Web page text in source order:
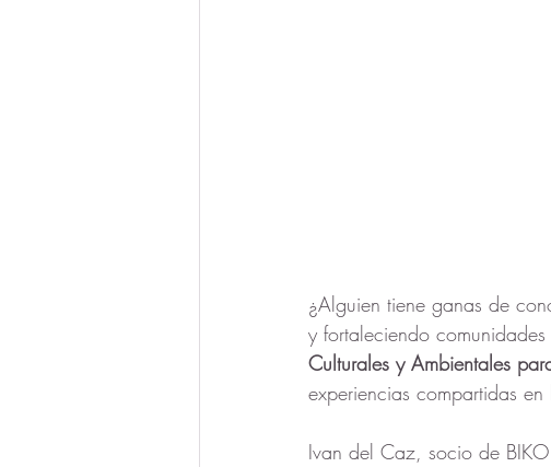
¿Alguien tiene ganas de
y fortaleciendo comunidades
Culturales y Ambientales
experiencias compartidas
Ivan del Caz, socio de